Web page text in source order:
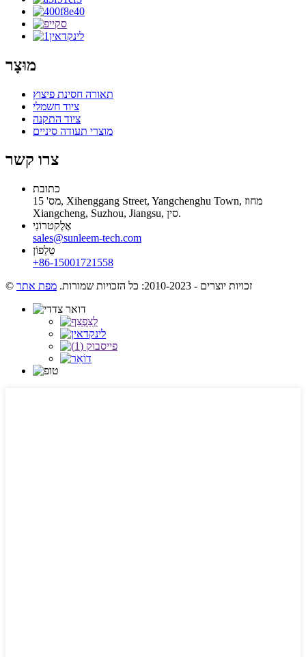
מוּצָר
תאורה חסינת פיצוץ
ציוד חשמלי
ציוד התקנה
מוצרי תעודה סיניים
צרו קשר
כתובת
מס' 15, Xihenggang Street, Yangchenghu Town, מחוז
Xiangcheng, Suzhou, Jiangsu, סין.
אֶלֶקטרוֹנִי
sales@sunleem-tech.com
טֵלֵפוֹן
+86-15001721558
© זכויות יוצרים - 2010-2023: כל הזכויות שמורות.
מפת אתר